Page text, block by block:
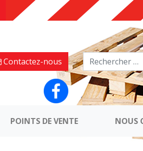
Contactez-nous
POINTS DE VENTE NOUS